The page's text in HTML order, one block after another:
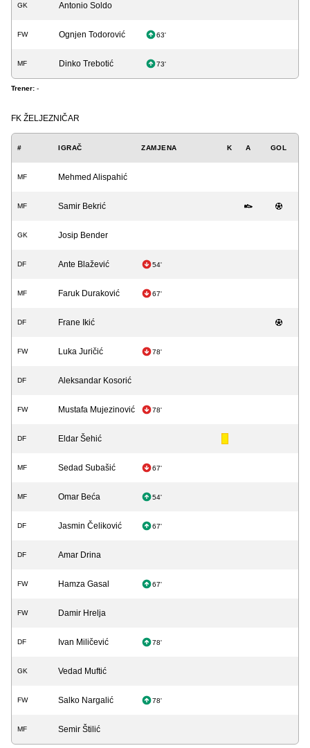
GK Antonio Soldo
FW Ognjen Todorović 63'
MF Dinko Trebotić 73'
Trener: -
FK ŽELJEZNIČAR
# IGRAČ ZAMJENA K A GOL
MF Mehmed Alispahić
MF Samir Bekrić
GK Josip Bender
DF Ante Blažević 54'
MF Faruk Duraković 67'
DF Frane Ikić
FW Luka Juričić 78'
DF Aleksandar Kosorić
FW Mustafa Mujezinović 78'
DF Eldar Šehić
MF Sedad Subašić 67'
MF Omar Beća 54'
DF Jasmin Čeliković 67'
DF Amar Drina
FW Hamza Gasal 67'
FW Damir Hrelja
DF Ivan Miličević 78'
GK Vedad Muftić
FW Salko Nargalić 78'
MF Semir Štilić